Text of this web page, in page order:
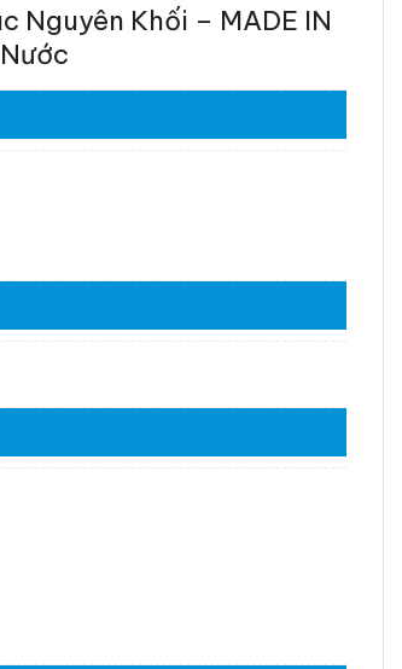
Khối – MADE IN